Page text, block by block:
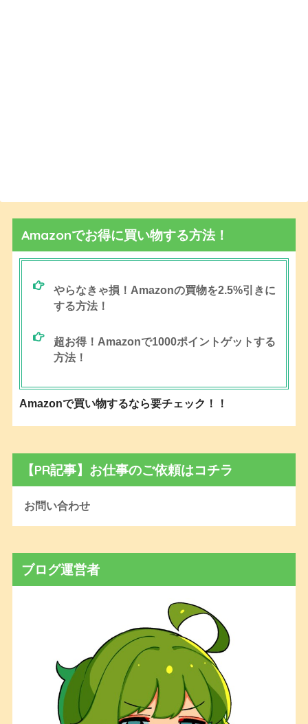
Amazonでお得に買い物する方法！
やらなきゃ損！Amazonの買物を2.5%引きに
する方法！
超お得！Amazonで1000ポイントゲットする
方法！
Amazonで買い物するなら要チェック！！
【PR記事】お仕事のご依頼はコチラ
お問い合わせ
ブログ運営者